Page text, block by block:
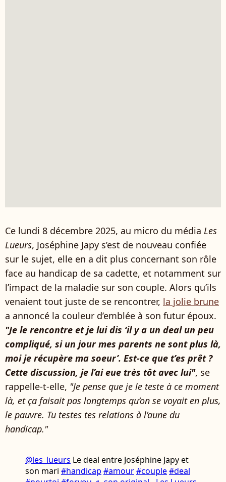
Ce lundi 8 décembre 2025, au micro du média Les
Lueurs, Joséphine Japy s’est de nouveau confiée
sur le sujet, elle en a dit plus concernant son rôle
face au handicap de sa cadette, et notamment sur
l’impact de la maladie sur son couple. Alors qu’ils
venaient tout juste de se rencontrer, la jolie brune
a annoncé la couleur d’emblée à son futur époux.
"Je le rencontre et je lui dis ‘il y a un deal un peu
compliqué, si un jour mes parents ne sont plus là,
moi je récupère ma soeur’. Est-ce que t’es prêt ?
Cette discussion, je l’ai eue très tôt avec lui", se
rappelle-t-elle, "Je pense que je le teste à ce moment
là, et ça faisait pas longtemps qu’on se voyait en plus,
le pauvre. Tu testes tes relations à l’aune du
handicap."
@les_lueurs Le deal entre Joséphine Japy et
son mari #handicap #amour#couple#deal